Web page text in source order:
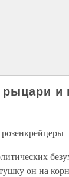
и
он на